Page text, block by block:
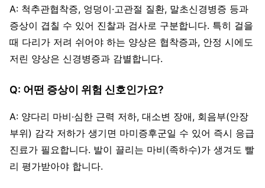
A: 척추관협착증, 엉덩이·고관절 질환, 말초신경병증 등과
증상이 겹칠 수 있어 진찰과 검사로 구분합니다. 특히 걸을
때 다리가 저려 쉬어야 하는 양상은 협착증과, 안정 시에도
저린 양상은 신경병증과 감별합니다.
Q: 어떤 증상이 위험 신호인가요?
A: 양다리 마비·심한 근력 저하, 대소변 장애, 회음부(안장
부위) 감각 저하가 생기면 마미증후군일 수 있어 즉시 응급
진료가 필요합니다. 발이 끌리는 마비(족하수)가 생겨도 빨
리 평가받아야 합니다.